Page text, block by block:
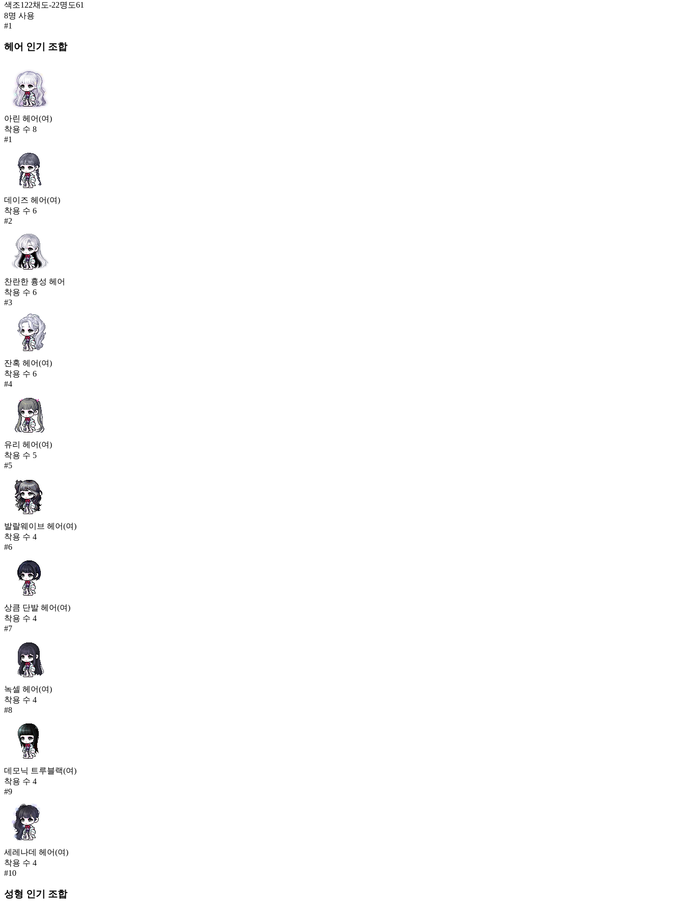
코브라 하와이안 의상
136
594
책사 나인하트 로브
133
594
달의 바다(남)
133
별의 소원(남)
개구디노 한벌옷
131
색조122채도-22명도61
8명 사용
#1
헤어 인기 조합
아린 헤어(여)
착용 수 8
#1
데이즈 헤어(여)
착용 수 6
#2
찬란한 흉성 헤어
착용 수 6
#3
잔혹 헤어(여)
착용 수 6
#4
유리 헤어(여)
착용 수 5
#5
발랄웨이브 헤어(여)
착용 수 4
#6
상큼 단발 헤어(여)
착용 수 4
#7
녹셀 헤어(여)
착용 수 4
#8
데모닉 트루블랙(여)
착용 수 4
#9
세레나데 헤어(여)
착용 수 4
#10
성형 인기 조합